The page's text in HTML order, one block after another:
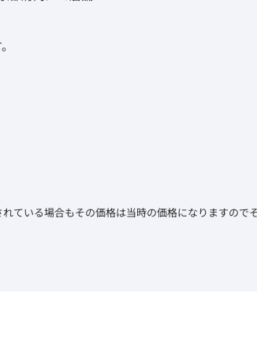
ている場合もその価格は当時の価格になりますので